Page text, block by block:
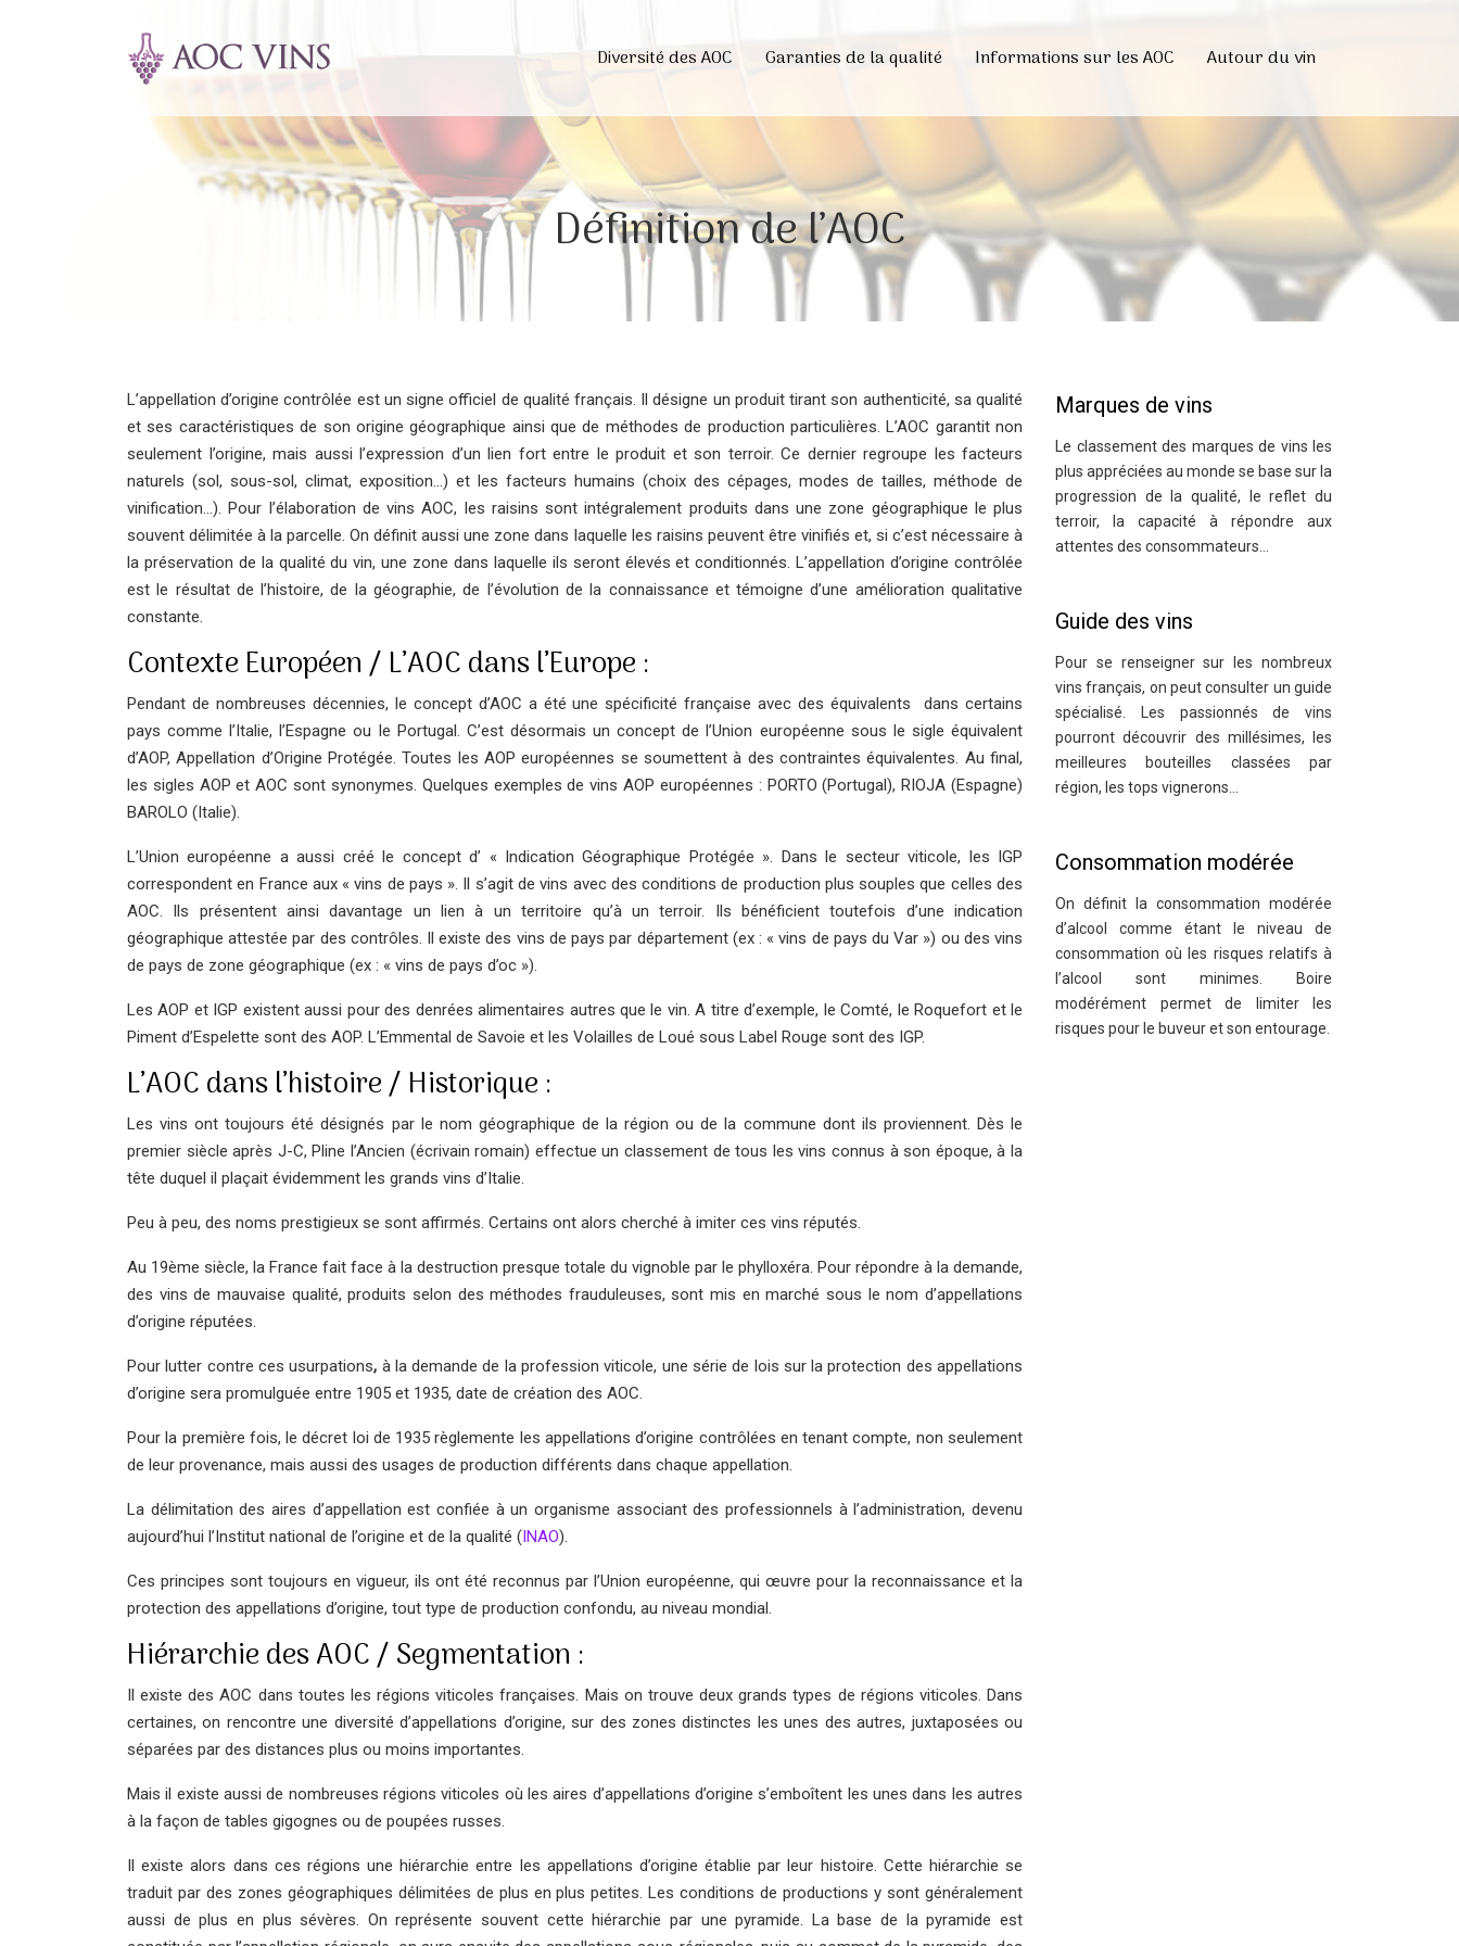
Diversité des AOC Garanties de la qualité Informations sur les AOC Autour du vin
Définition de l’AOC
L’appellation d’origine contrôlée est un signe officiel de qualité français. Il désigne un produit tirant son authenticité, sa qualité
et ses caractéristiques de son origine géographique ainsi que de méthodes de production particulières. L’AOC garantit non
seulement l’origine, mais aussi l’expression d’un lien fort entre le produit et son terroir. Ce dernier regroupe les facteurs
naturels (sol, sous-sol, climat, exposition…) et les facteurs humains (choix des cépages, modes de tailles, méthode de
vinification…). Pour l’élaboration de vins AOC, les raisins sont intégralement produits dans une zone géographique le plus
souvent délimitée à la parcelle. On définit aussi une zone dans laquelle les raisins peuvent être vinifiés et, si c’est nécessaire à
la préservation de la qualité du vin, une zone dans laquelle ils seront élevés et conditionnés. L’appellation d’origine contrôlée
est le résultat de l’histoire, de la géographie, de l’évolution de la connaissance et témoigne d’une amélioration qualitative
constante.
Contexte Européen / L’AOC dans l’Europe :
Pendant de nombreuses décennies, le concept d’AOC a été une spécificité française avec des équivalents dans certains
pays comme l’Italie, l’Espagne ou le Portugal. C’est désormais un concept de l’Union européenne sous le sigle équivalent
d’AOP, Appellation d’Origine Protégée. Toutes les AOP européennes se soumettent à des contraintes équivalentes. Au final,
les sigles AOP et AOC sont synonymes. Quelques exemples de vins AOP européennes : PORTO (Portugal), RIOJA (Espagne)
BAROLO (Italie).
L’Union européenne a aussi créé le concept d’ « Indication Géographique Protégée ». Dans le secteur viticole, les IGP
correspondent en France aux « vins de pays ». Il s’agit de vins avec des conditions de production plus souples que celles des
AOC. Ils présentent ainsi davantage un lien à un territoire qu’à un terroir. Ils bénéficient toutefois d’une indication
géographique attestée par des contrôles. Il existe des vins de pays par département (ex : « vins de pays du Var ») ou des vins
de pays de zone géographique (ex : « vins de pays d’oc »).
Les AOP et IGP existent aussi pour des denrées alimentaires autres que le vin. A titre d’exemple, le Comté, le Roquefort et le
Piment d’Espelette sont des AOP. L’Emmental de Savoie et les Volailles de Loué sous Label Rouge sont des IGP.
L’AOC dans l’histoire / Historique :
Les vins ont toujours été désignés par le nom géographique de la région ou de la commune dont ils proviennent. Dès le
premier siècle après J-C, Pline l’Ancien (écrivain romain) effectue un classement de tous les vins connus à son époque, à la
tête duquel il plaçait évidemment les grands vins d’Italie.
Peu à peu, des noms prestigieux se sont affirmés. Certains ont alors cherché à imiter ces vins réputés.
Au 19ème siècle, la France fait face à la destruction presque totale du vignoble par le phylloxéra. Pour répondre à la demande,
des vins de mauvaise qualité, produits selon des méthodes frauduleuses, sont mis en marché sous le nom d’appellations
d’origine réputées.
Pour lutter contre ces usurpations, à la demande de la profession viticole, une série de lois sur la protection des appellations
d’origine sera promulguée entre 1905 et 1935, date de création des AOC.
Pour la première fois, le décret loi de 1935 règlemente les appellations d’origine contrôlées en tenant compte, non seulement
de leur provenance, mais aussi des usages de production différents dans chaque appellation.
La délimitation des aires d’appellation est confiée à un organisme associant des professionnels à l’administration, devenu
aujourd’hui l’Institut national de l’origine et de la qualité (INAO).
Ces principes sont toujours en vigueur, ils ont été reconnus par l’Union européenne, qui œuvre pour la reconnaissance et la
protection des appellations d’origine, tout type de production confondu, au niveau mondial.
Hiérarchie des AOC / Segmentation :
Il existe des AOC dans toutes les régions viticoles françaises. Mais on trouve deux grands types de régions viticoles. Dans
certaines, on rencontre une diversité d’appellations d’origine, sur des zones distinctes les unes des autres, juxtaposées ou
séparées par des distances plus ou moins importantes.
Mais il existe aussi de nombreuses régions viticoles où les aires d’appellations d’origine s’emboîtent les unes dans les autres
à la façon de tables gigognes ou de poupées russes.
Il existe alors dans ces régions une hiérarchie entre les appellations d’origine établie par leur histoire. Cette hiérarchie se
traduit par des zones géographiques délimitées de plus en plus petites. Les conditions de productions y sont généralement
aussi de plus en plus sévères. On représente souvent cette hiérarchie par une pyramide. La base de la pyramide est
Marques de vins
Le classement des marques de vins les
plus appréciées au monde se base sur la
progression de la qualité, le reflet du
terroir, la capacité à répondre aux
attentes des consommateurs…
Guide des vins
Pour se renseigner sur les nombreux
vins français, on peut consulter un guide
spécialisé. Les passionnés de vins
pourront découvrir des millésimes, les
meilleures bouteilles classées par
région, les tops vignerons…
Consommation modérée
On définit la consommation modérée
d’alcool comme étant le niveau de
consommation où les risques relatifs à
l’alcool sont minimes. Boire
modérément permet de limiter les
risques pour le buveur et son entourage.